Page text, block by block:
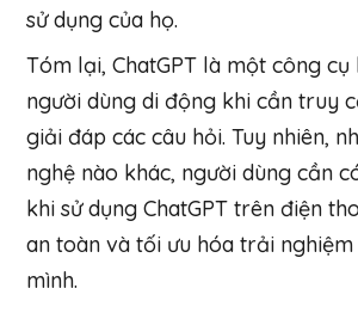
sử dụng của họ.
Tóm lại, ChatGPT là một công cụ
người dùng di động khi cần truy
giải đáp các câu hỏi. Tuy nhiên,
nghệ nào khác, người dùng cần
khi sử dụng ChatGPT trên điện
an toàn và tối ưu hóa trải nghiệm
mình.